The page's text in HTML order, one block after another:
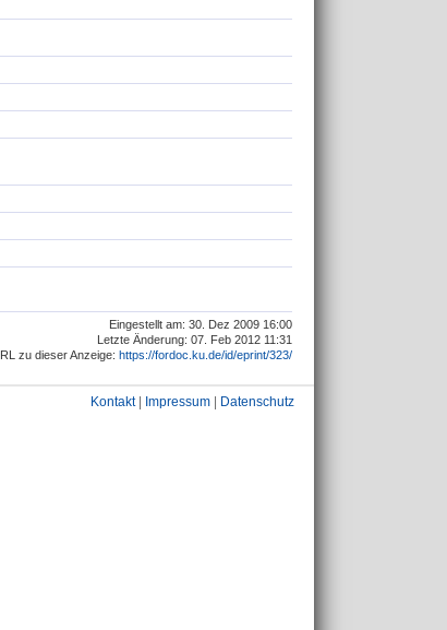
Eingestellt am: 30. Dez 2009 16:00
Letzte Änderung: 07. Feb 2012 11:31
zu dieser Anzeige: https://fordoc.ku.de/id/eprint/323/
Kontakt| Impressum Datenschutz